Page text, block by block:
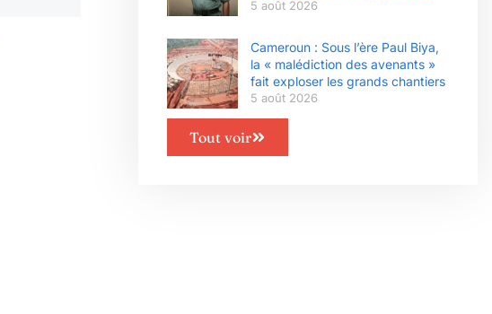
5 août 2026
Cameroun : Sous l’ère Paul Biya,
la « malédiction des avenants »
fait exploser les grands chantiers
5 août 2026
Tout voir